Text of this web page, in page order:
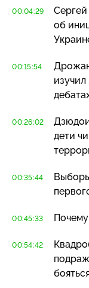
00:04:29
об
00:15:54
00:26:02
дети
00:35:44
00:45:33
00:54:42